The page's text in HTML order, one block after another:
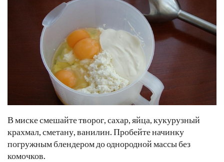
В миске смешайте творог, сахар, яйца, кукурузный
крахмал, сметану, ванилин. Пробейте начинку
погружным блендером до однородной массы без
комочков.